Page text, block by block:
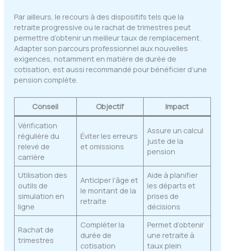
Par ailleurs, le recours à des dispositifs tels que la
retraite progressive ou le rachat de trimestres peut
permettre d’obtenir un meilleur taux de remplacement.
Adapter son parcours professionnel aux nouvelles
exigences, notamment en matière de durée de
cotisation, est aussi recommandé pour bénéficier d’une
pension complète.
Conseil Objectif
Impact
Vérification
régulière du
relevé de
carrière
Éviter les erreurs
et omissions
Assure un calcul
juste de la
pension
Utilisation des
outils de
simulation en
ligne
Anticiper l’âge et
le montant de la
retraite
Aide à planifier
les départs et
prises de
décisions
Rachat de
trimestres
Compléter la
durée de
cotisation
Permet d’obtenir
une retraite à
taux plein